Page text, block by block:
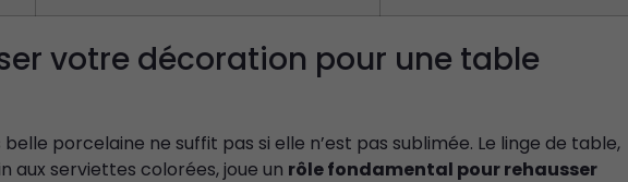
votre décoration pour une table
porcelaine ne suffit pas si elle n’est pas sublimée. Le linge de table,
aux serviettes colorées, joue un rôle fondamental pour rehausser